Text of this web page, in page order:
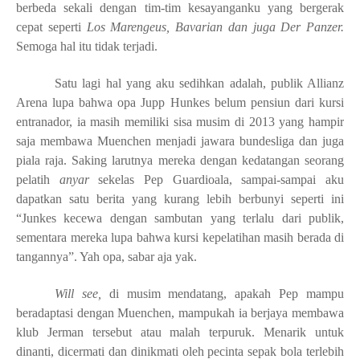
berbeda sekali dengan tim-tim kesayanganku yang bergerak
cepat seperti Los Marengeus, Bavarian dan juga Der Panzer.
Semoga hal itu tidak terjadi.
Satu lagi hal yang aku sedihkan adalah, publik Allianz
Arena lupa bahwa opa Jupp Hunkes belum pensiun dari kursi
entranador, ia masih memiliki sisa musim di 2013 yang hampir
saja membawa Muenchen menjadi jawara bundesliga dan juga
piala raja. Saking larutnya mereka dengan kedatangan seorang
pelatih anyarsekelas Pep Guardioala, sampai-sampai aku
dapatkan satu berita yang kurang lebih berbunyi seperti ini
“Junkes kecewa dengan sambutan yang terlalu dari publik,
sementara mereka lupa bahwa kursi kepelatihan masih berada di
tangannya”. Yah opa, sabar aja yak.
Will see,
di musim mendatang, apakah Pep mampu
beradaptasi dengan Muenchen, mampukah ia berjaya membawa
klub Jerman tersebut atau malah terpuruk. Menarik untuk
dinanti, dicermati dan dinikmati oleh pecinta sepak bola terlebih